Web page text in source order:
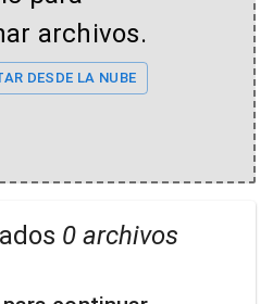
archivos.
DESDE LA NUBE
0 archivos